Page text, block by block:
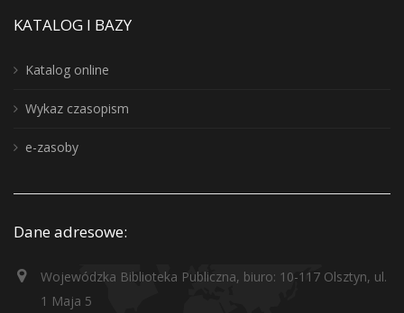
KATALOG I BAZY
Katalog online
Wykaz czasopism
e-zasoby
Dane adresowe:
Wojewódzka Biblioteka Publiczna, biuro: 10-117 Olsztyn, ul.
1 Maja 5